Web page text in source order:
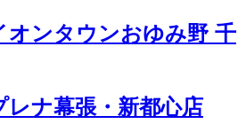
オンタウンおゆみ野 千
レナ幕張・新都心店